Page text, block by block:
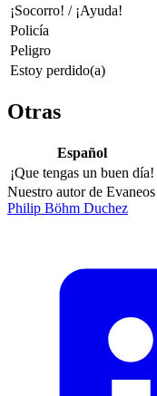
¡Socorro! / ¡Ayuda!
Policía
Peligro
Estoy perdido(a)
Otras
Español
¡Que tengas un buen día!
Nuestro autor de Evaneos
Philip Böhm Duchez